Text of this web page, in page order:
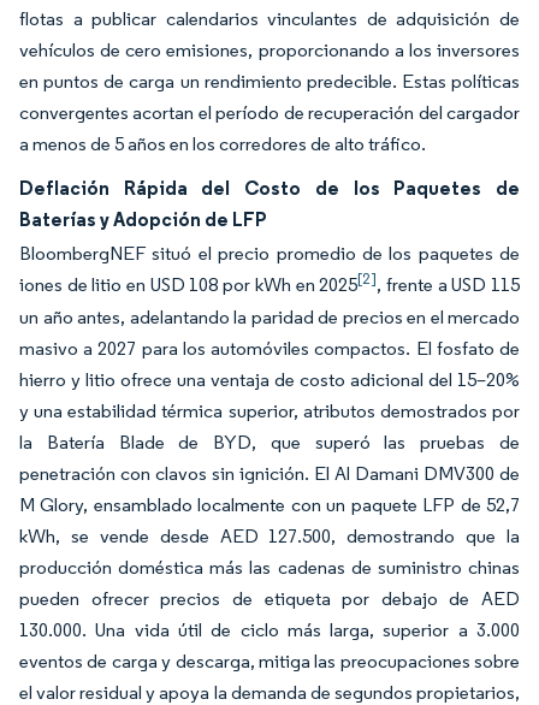
flotas a publicar calendarios vinculantes de adquisición de
vehículos de cero emisiones, proporcionando a los inversores
en puntos de carga un rendimiento predecible. Estas políticas
convergentes acortan el período de recuperación del cargador
a menos de 5 años en los corredores de alto tráfico.
Deflación Rápida del Costo de los Paquetes de
Baterías y Adopción de LFP
BloombergNEF situó el precio promedio de los paquetes de
iones de litio en USD 108 por kWh en 2025[2], frente a USD 115
un año antes, adelantando la paridad de precios en el mercado
masivo a 2027 para los automóviles compactos. El fosfato de
hierro y litio ofrece una ventaja de costo adicional del 15–20%
y una estabilidad térmica superior, atributos demostrados por
la Batería Blade de BYD, que superó las pruebas de
penetración con clavos sin ignición. El Al Damani DMV300 de
M Glory, ensamblado localmente con un paquete LFP de 52,7
kWh, se vende desde AED 127.500, demostrando que la
producción doméstica más las cadenas de suministro chinas
pueden ofrecer precios de etiqueta por debajo de AED
130.000. Una vida útil de ciclo más larga, superior a 3.000
eventos de carga y descarga, mitiga las preocupaciones sobre
el valor residual y apoya la demanda de segundos propietarios,